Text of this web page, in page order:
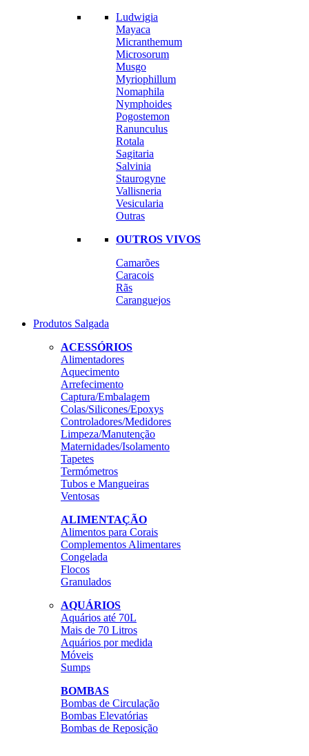
Ludwigia
Mayaca
Micranthemum
Microsorum
Musgo
Myriophillum
Nomaphila
Nymphoides
Pogostemon
Ranunculus
Rotala
Sagitaria
Salvinia
Staurogyne
Vallisneria
Vesicularia
Outras
OUTROS VIVOS
Camarões
Caracois
Rãs
Caranguejos
Produtos Salgada
ACESSÓRIOS
Alimentadores
Aquecimento
Arrefecimento
Captura/Embalagem
Colas/Silicones/Epoxys
Controladores/Medidores
Limpeza/Manutenção
Maternidades/Isolamento
Tapetes
Termómetros
Tubos e Mangueiras
Ventosas
ALIMENTAÇÃO
Alimentos para Corais
Complementos Alimentares
Congelada
Flocos
Granulados
AQUÁRIOS
Aquários até 70L
Mais de 70 Litros
Aquários por medida
Móveis
Sumps
BOMBAS
Bombas de Circulação
Bombas Elevatórias
Bombas de Reposição